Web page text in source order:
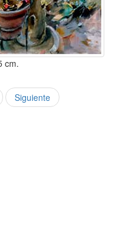
cm.
Siguiente